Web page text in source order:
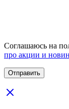
Соглашаюсь на
про акции и